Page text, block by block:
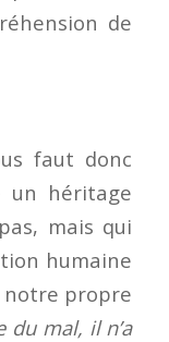
de
faut donc
un héritage
mais qui
humaine
propre
du mal, il n’a